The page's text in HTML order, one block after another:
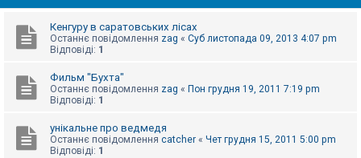
з
в
в
д
й
Кенгуру в саратовських лісах
Останнє повідомлення zag « Суб листопада 09, 2013 4:07 pm
Відповіді: 1
Фильм "Бухта"
Останнє повідомлення zag « Пон грудня 19, 2011 7:19 pm
Відповіді: 1
унікальне про ведмедя
Останнє повідомлення catcher « Чет грудня 15, 2011 5:00 pm
Відповіді: 1